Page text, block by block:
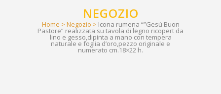
NEGOZIO
Home > Negozio > Icona rumena “”Gesù Buon
Pastore” realizzata su tavola di legno ricopert da
lino e gesso,dipinta a mano con tempera
naturale e foglia d’oro,pezzo originale e
numerato cm.18×22 h.